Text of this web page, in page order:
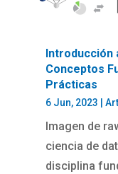
Introducción
Conceptos
Prácticas
6 Jun, 2023
Imagen de
ciencia de
disciplina